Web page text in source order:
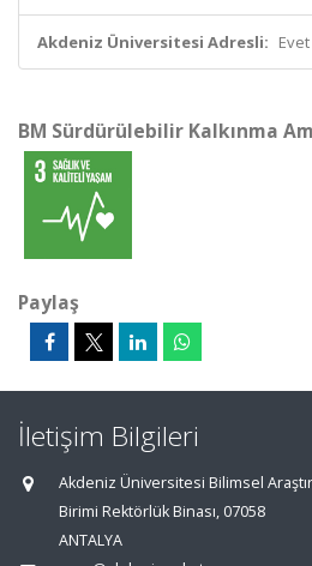
Akdeniz Üniversitesi Adresli: Evet
BM Sürdürülebilir Kalkınma
Paylaş
İletişim Bilgileri
Akdeniz Üniversitesi Bilimsel
Birimi Rektörlük Binası, 07058
ANTALYA